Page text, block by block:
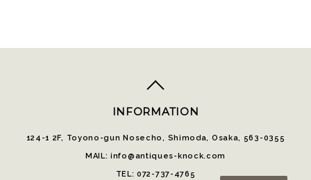
top
INFORMATION
124-1 2F, Toyono-gun Nosecho, Shimoda, Osaka, 563-0355
MAIL: info@antiques-knock.com
TEL: 072-737-4765